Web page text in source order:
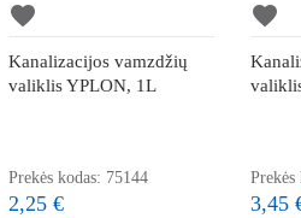
favorite
Kanalizacijos vamzdžių
valiklis YPLON, 1L
Prekės kodas: 75144
2,25 €
favorite
Prekės
3,45